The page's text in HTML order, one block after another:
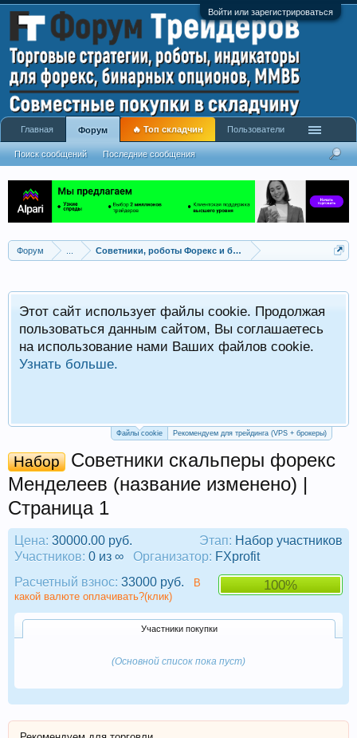
Войти или зарегистрироваться
Форум Советники, роботы Форекс и бинарных опционов
Этот сайт использует файлы cookie. Продолжая
пользоваться данным сайтом, Вы соглашаетесь
на использование нами Ваших файлов cookie.
Узнать больше.
Файлы cookie Рекомендуем для трейдинга (VPS + брокеры)
Набор
Советники скальперы форекс
Менделеев (название изменено) |
Страница 1
Этап: Набор участников
Цена: 30000.00 руб.
Участников: 0 из ∞ Организатор: FXprofit
100%
Расчетный взнос: 33000 руб.
В
какой валюте оплачивать?(клик)
Участники покупки
(Основной список пока пуст)
Главная Форум
Поиск сообщений Последние сообщения
🔥 Топ складчин Пользователи